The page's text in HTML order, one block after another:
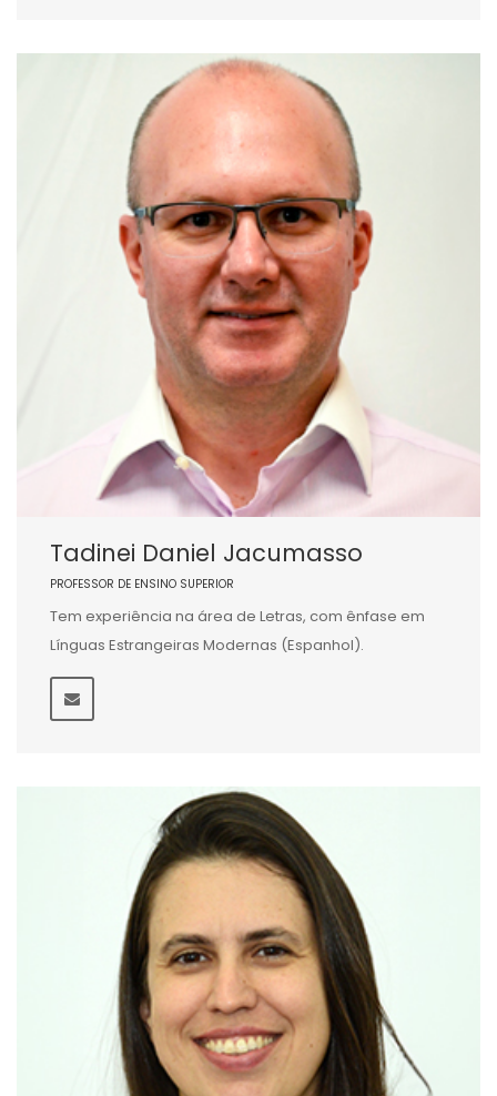
Tadinei Daniel Jacumasso
PROFESSOR DE ENSINO SUPERIOR
Tem experiência na área de Letras, com ênfase em
Línguas Estrangeiras Modernas (Espanhol).